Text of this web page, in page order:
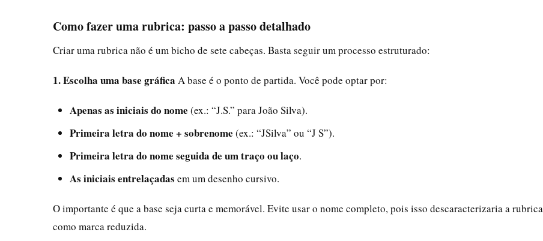
Como fazer uma rubrica: passo a passo detalhado
Criar uma rubrica não é um bicho de sete cabeças. Basta seguir um processo estruturado:
1. Escolha uma base gráfica A base é o ponto de partida. Você pode optar por:
Apenas as iniciais do nome (ex.: “J.S.” para João Silva).
Primeira letra do nome + sobrenome (ex.: “JSilva” ou “J S”).
Primeira letra do nome seguida de um traço ou laço.
As iniciais entrelaçadas em um desenho cursivo.
O importante é que a base seja curta e memorável. Evite usar o nome completo, pois isso descaracterizaria a rubrica
como marca reduzida.